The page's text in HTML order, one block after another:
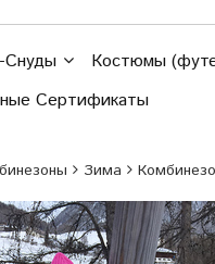
Снуды Костюмы
Сертификаты
Зима